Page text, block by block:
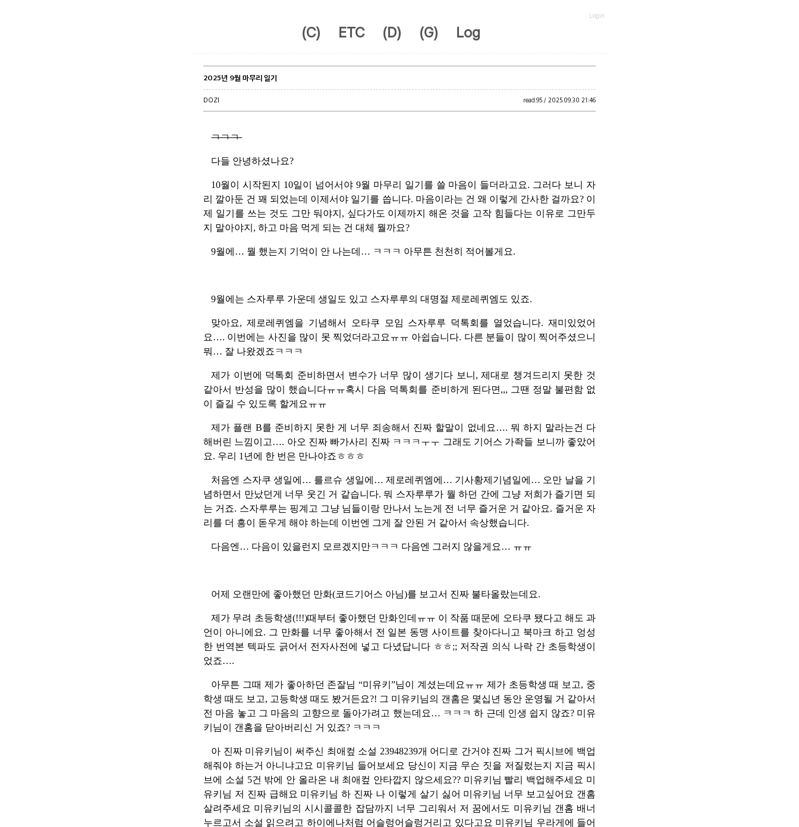
Login
(C) ETC (D) (G) Log
2025년 9월 마무리 일기
DOZI 2025.09.30 21:46
read. 95 /
ㄱㄱㄱ
다들 안녕하셨나요?
10월이 시작된지 10일이 넘어서야 9월 마무리 일기를 쓸 마음이 들더라고요. 그러다 보니 자
리 깔아둔 건 꽤 되었는데 이제서야 일기를 씁니다. 마음이라는 건 왜 이렇게 간사한 걸까요? 이
제 일기를 쓰는 것도 그만 둬야지, 싶다가도 이제까지 해온 것을 고작 힘들다는 이유로 그만두
지 말아야지, 하고 마음 먹게 되는 건 대체 뭘까요?
9월에… 뭘 했는지 기억이 안 나는데… ㅋㅋㅋ 아무튼 천천히 적어볼게요.
9월에는 스자루루 가운데 생일도 있고 스자루루의 대명절 제로레퀴엠도 있죠.
맞아요, 제로레퀴엠을 기념해서 오타쿠 모임 스자루루 덕톡회를 열었습니다. 재미있었어
요…. 이번에는 사진을 많이 못 찍었더라고요ㅠㅠ 아쉽습니다. 다른 분들이 많이 찍어주셨으니
뭐… 잘 나왔겠죠ㅋㅋㅋ
제가 이번에 덕톡회 준비하면서 변수가 너무 많이 생기다 보니, 제대로 챙겨드리지 못한 것
같아서 반성을 많이 했습니다ㅠㅠ혹시 다음 덕톡회를 준비하게 된다면,,, 그땐 정말 불편함 없
이 즐길 수 있도록 할게요ㅠㅠ
제가 플랜 B를 준비하지 못한 게 너무 죄송해서 진짜 할말이 없네요…. 뭐 하지 말라는건 다
해버린 느낌이고…. 아오 진짜 빠가사리 진짜 ㅋㅋㅋㅜㅜ 그래도 기어스 가좍들 보니까 좋았어
요. 우리 1년에 한 번은 만나야죠ㅎㅎㅎ
처음엔 스자쿠 생일에… 를르슈 생일에… 제로레퀴엠에… 기사황제기념일에… 오만 날을 기
념하면서 만났던게 너무 웃긴 거 같습니다. 뭐 스자루루가 뭘 하던 간에 그냥 저희가 즐기면 되
는 거죠. 스자루루는 핑계고 그냥 님들이랑 만나서 노는게 전 너무 즐거운 거 같아요. 즐거운 자
리를 더 흥이 돋우게 해야 하는데 이번엔 그게 잘 안된 거 같아서 속상했습니다.
다음엔… 다음이 있을런지 모르겠지만ㅋㅋㅋ 다음엔 그러지 않을게요… ㅠㅠ
어제 오랜만에 좋아했던 만화(코드기어스 아님)를 보고서 진짜 불타올랐는데요.
제가 무려 초등학생(!!!)때부터 좋아했던 만화인데ㅠㅠ 이 작품 때문에 오타쿠 됐다고 해도 과
언이 아니에요. 그 만화를 너무 좋아해서 전 일본 동맹 사이트를 찾아다니고 북마크 하고 엉성
한 번역본 텍파도 긁어서 전자사전에 넣고 다녔답니다 ㅎㅎ;; 저작권 의식 나락 간 초등학생이
었죠….
아무튼 그때 제가 좋아하던 존잘님 “미유키”님이 계셨는데요ㅠㅠ 제가 초등학생 때 보고, 중
학생 때도 보고, 고등학생 때도 봤거든요?! 그 미유키님의 갠홈은 몇십년 동안 운영될 거 같아서
전 마음 놓고 그 마음의 고향으로 돌아가려고 했는데요… ㅋㅋㅋ 하 근데 인생 쉽지 않죠? 미유
키님이 갠홈을 닫아버리신 거 있죠? ㅋㅋㅋ
아 진짜 미유키님이 써주신 최애컾 소설 23948239개 어디로 간거야 진짜 그거 픽시브에 백업
해줘야 하는거 아니냐고요 미유키님 들어보세요 당신이 지금 무슨 짓을 저질렀는지 지금 픽시
브에 소설 5건 밖에 안 올라온 내 최애컾 안타깝지 않으세요?? 미유키님 빨리 백업해주세요 미
유키님 저 진짜 급해요 미유키님 하 진짜 나 이렇게 살기 싫어 미유키님 너무 보고싶어요 갠홈
살려주세요 미유키님의 시시콜콜한 잡담까지 너무 그리워서 저 꿈에서도 미유키님 갠홈 배너
누르고서 소설 읽으려고 하이에나처럼 어슬렁어슬렁거리고 있다고요 미유키님 우라게에 들어